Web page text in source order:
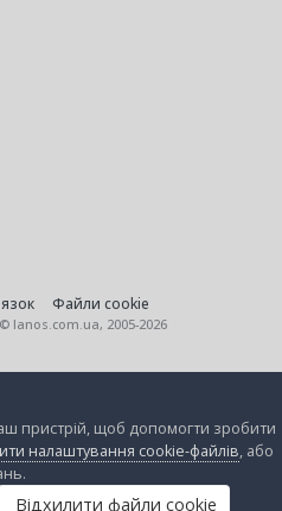
Файли cookie
lanos.com.ua, 2005-2026
пристрій, щоб допомогти зробити
налаштування cookie-файлів, або
Відхилити файли cookie